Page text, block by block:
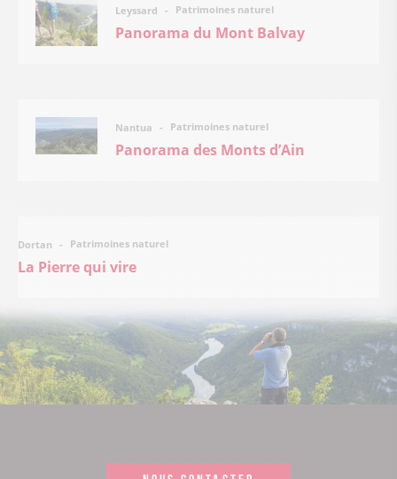
Leyssard Patrimoines naturel
Panorama du Mont Balvay
Nantua Patrimoines naturel
Panorama des Monts d’Ain
Dortan Patrimoines naturel
La Pierre qui vire